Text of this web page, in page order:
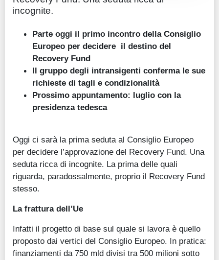
incognite.
Parte oggi il primo incontro della Consiglio
Europeo per decidere il destino del
Recovery Fund
Il gruppo degli intransigenti conferma le sue
richieste di tagli e condizionalità
Prossimo appuntamento: luglio con la
presidenza tedesca
Oggi ci sarà la prima seduta al Consiglio Europeo
per decidere l’approvazione del Recovery Fund. Una
seduta ricca di incognite. La prima delle quali
riguarda, paradossalmente, proprio il Recovery Fund
stesso.
La frattura dell’Ue
Infatti il progetto di base sul quale si lavora è quello
proposto dai vertici del Consiglio Europeo. In pratica:
finanziamenti da 750 mld divisi tra 500 milioni sotto